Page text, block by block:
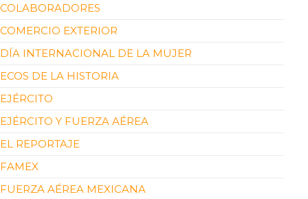
COLABORADORES
COMERCIO EXTERIOR
DÍA INTERNACIONAL DE LA MUJER
ECOS DE LA HISTORIA
EJÉRCITO
EJÉRCITO Y FUERZA AÉREA
EL REPORTAJE
FAMEX
FUERZA AÉREA MEXICANA